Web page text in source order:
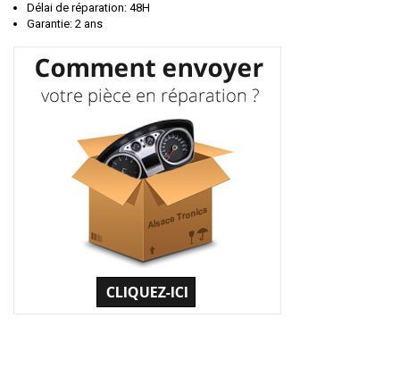
Délai de réparation: 48H
Garantie: 2 ans